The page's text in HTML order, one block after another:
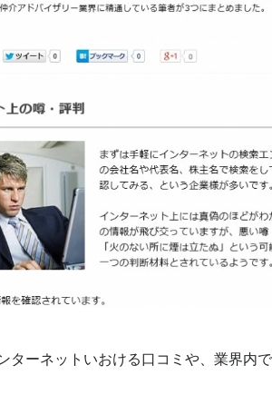
ターネットいおける口コミや、業界内